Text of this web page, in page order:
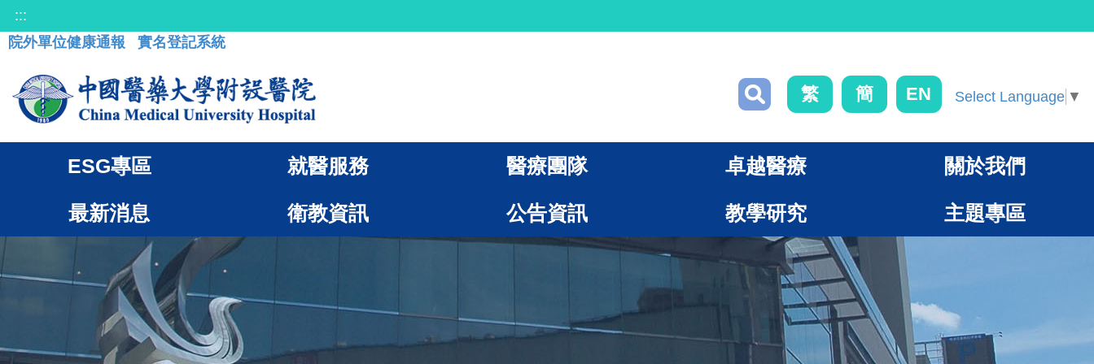
:::
院外單位健康通報
實名登記系統
繁 簡 EN Select Language ▼
ESG專區 就醫服務 醫療團隊 卓越醫療 關於我們
最新消息 衛教資訊 公告資訊 教學研究 主題專區